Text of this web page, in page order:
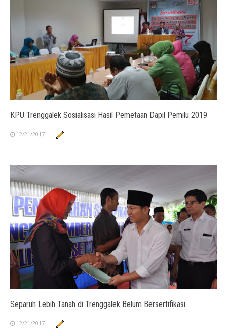
KPU Trenggalek Sosialisasi Hasil Pemetaan Dapil Pemilu 2019
12/21/2017
Separuh Lebih Tanah di Trenggalek Belum Bersertifikasi
12/21/2017